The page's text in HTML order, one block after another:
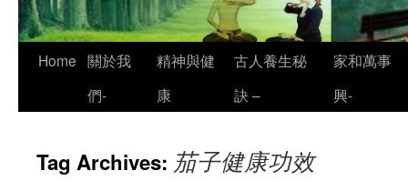
Skip
Home 關於我
們-
精神與健
康
古人養生秘
訣 –
家和萬事
興-
Tag Archives: 茄子健康功效